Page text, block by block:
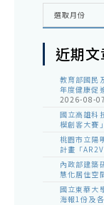
彙
選取月份
近期文
教育部國民
年度健康促
2026-08-07
國立高雄科
模創客大賽」
桃園市立陽
計畫「
內政部建築
慧化居住空
國立東華大
海報1份及